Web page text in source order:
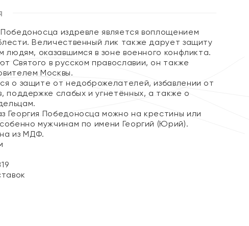
издревле является воплощением
Величественный лик также дарует защиту
людям, оказавшимся в зоне военного конфликта.
Святого в русском православии, он также
Москвы.
о защите от недоброжелателей, избавлении от
поддержке слабых и угнетённых, а также о
Георгия Победоносца можно на крестины или
мужчинам по имени Георгий (Юрий).
из МДФ.